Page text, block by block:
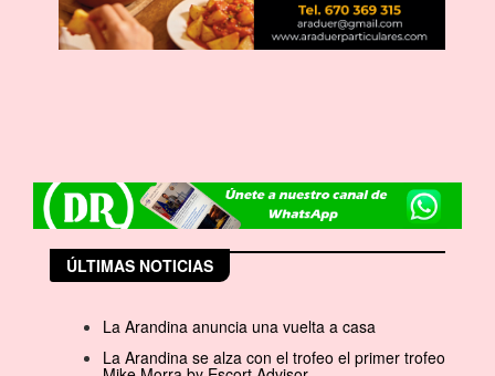
ÚLTIMAS NOTICIAS
La Arandina anuncia una vuelta a casa
La Arandina se alza con el trofeo el primer trofeo